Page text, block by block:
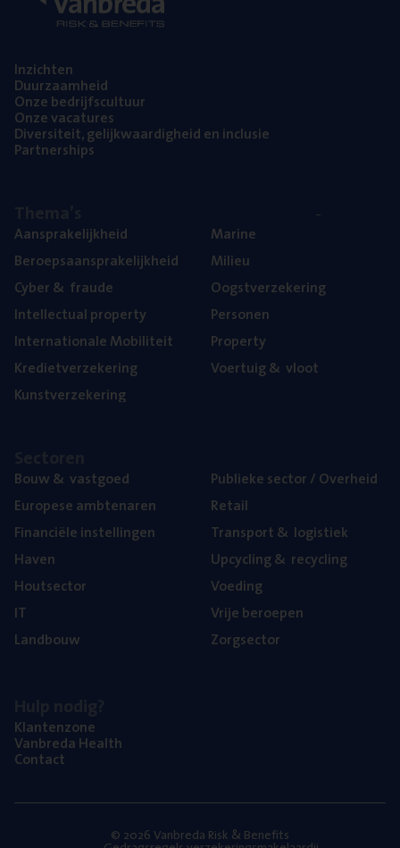
Inzich­ten
Duur­zaam­heid
Onze bedrijfs­cul­tuur
Onze vaca­tu­res
Diver­si­teit, gelijk­waar­dig­heid en inclusie
Part­ner­ships
Aan­spra­ke­lijk­heid
Beroeps­aan­spra­ke­lijk­heid
Cyber& fraude
Intel­lec­tu­al property
Inter­na­ti­o­na­le Mobiliteit
Kre­diet­ver­ze­ke­ring
Kunst­ver­ze­ke­ring
Mari­ne
Mili­eu
Oogst­ver­ze­ke­ring
Per­so­nen
Pro­per­ty
Voer­tuig& vloot
Bouw& vastgoed
Euro­pe­se ambtenaren
Finan­ci­ë­le instellingen
Haven
Hout­sec­tor
IT
Land­bouw
Publie­ke sec­tor / Overheid
Retail
Trans­port& logistiek
Upcy­cling& recycling
Voe­ding
Vrije beroe­pen
Zorg­sec­tor
Klan­ten­zo­ne
Van­b­re­da Health
Con­tact
© 2026 Vanbreda Risk & Benefits